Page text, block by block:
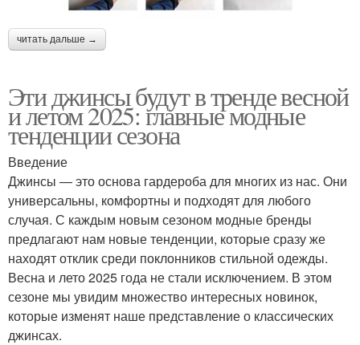
читать дальше →
Эти джинсы будут в тренде весной
и летом 2025: главные модные
тенденции сезона
Введение
Джинсы — это основа гардероба для многих из нас. Они
универсальны, комфортны и подходят для любого
случая. С каждым новым сезоном модные бренды
предлагают нам новые тенденции, которые сразу же
находят отклик среди поклонников стильной одежды.
Весна и лето 2025 года не стали исключением. В этом
сезоне мы увидим множество интересных новинок,
которые изменят наше представление о классических
джинсах.